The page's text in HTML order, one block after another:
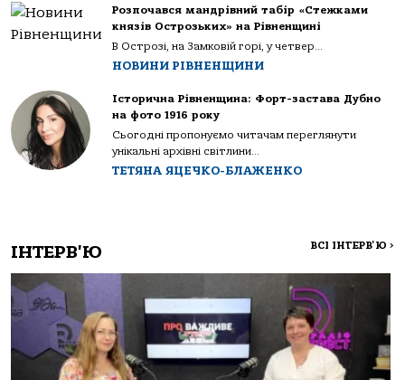
Розпочався мандрівний табір «Стежками
князів Острозьких» на Рівненщині
В Острозі, на Замковій горі, у четвер...
НОВИНИ РІВНЕНЩИНИ
Історична Рівненщина: Форт-застава Дубно
на фото 1916 року
Сьогодні пропонуємо читачам переглянути
унікальні архівні світлини...
ТЕТЯНА ЯЦЕЧКО-БЛАЖЕНКО
ІНТЕРВ'Ю ВСІ ІНТЕРВ'Ю >